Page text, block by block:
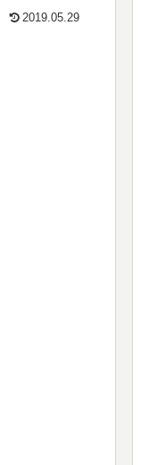
2019.05.29